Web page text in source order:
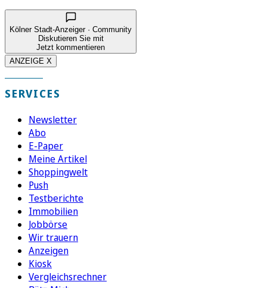
Kölner Stadt-Anzeiger · Community
Diskutieren Sie mit
Jetzt kommentieren
ANZEIGE X
SERVICES
Newsletter
Abo
E-Paper
Meine Artikel
Shoppingwelt
Push
Testberichte
Immobilien
Jobbörse
Wir trauern
Anzeigen
Kiosk
Vergleichsrechner